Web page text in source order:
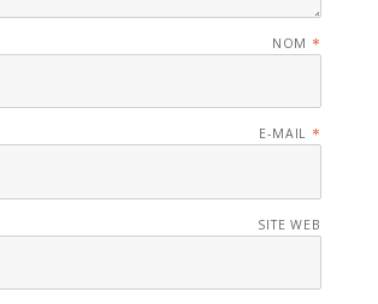
NOM *
E-MAIL *
SITE WEB